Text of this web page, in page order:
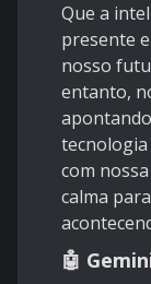
Que a
presente
nosso
entanto,
com
calma
🤖